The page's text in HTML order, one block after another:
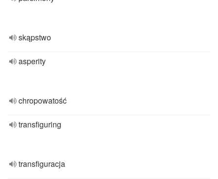
skąpstwo
asperity
chropowatość
transfiguring
transfiguracja